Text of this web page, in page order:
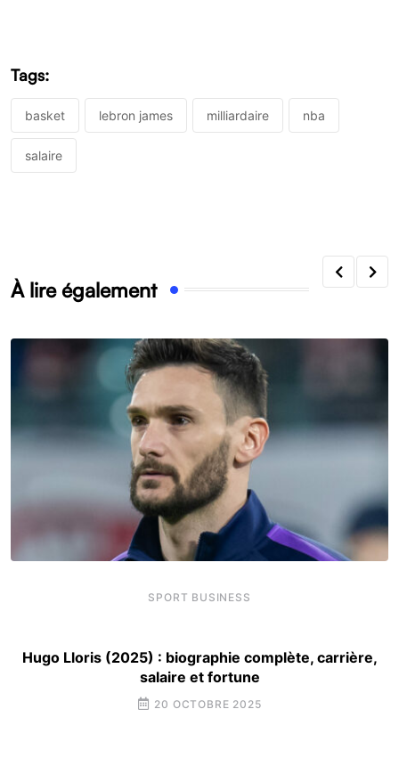
Tags:
basket lebron james milliardaire nba
salaire
À lire également
SPORT BUSINESS
Hugo Lloris (2025) : biographie complète, carrière,
salaire et fortune
20 OCTOBRE 2025